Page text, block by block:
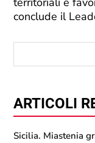
conclude il
ARTICOLI
Sicilia. Miastenia